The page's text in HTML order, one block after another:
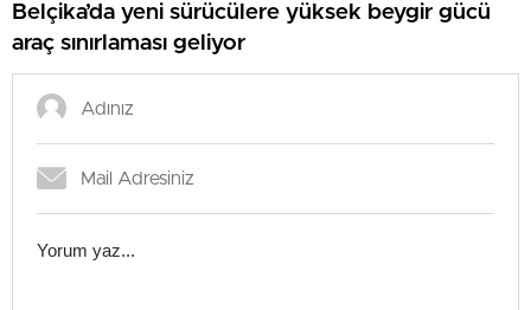
Belçika’da yeni sürücülere yüksek beygir gücü
araç sınırlaması geliyor